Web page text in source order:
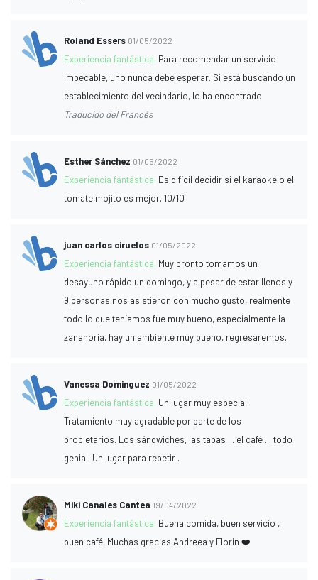
Roland Essers 01/05/2022
Experiencia fantástica: Para recomendar un servicio
impecable, uno nunca debe esperar. Si está buscando un
establecimiento del vecindario, lo ha encontrado
Traducido del Francés
Esther Sánchez 01/05/2022
Experiencia fantástica: Es difícil decidir si el karaoke o el
tomate mojito es mejor. 10/10
juan carlos ciruelos 01/05/2022
Experiencia fantástica: Muy pronto tomamos un
desayuno rápido un domingo, y a pesar de estar llenos y
9 personas nos asistieron con mucho gusto, realmente
todo lo que teníamos fue muy bueno, especialmente la
zanahoria, hay un ambiente muy bueno, regresaremos.
Vanessa Dominguez 01/05/2022
Experiencia fantástica: Un lugar muy especial.
Tratamiento muy agradable por parte de los
propietarios. Los sándwiches, las tapas ... el café ... todo
genial. Un lugar para repetir .
Miki Canales Cantea 19/04/2022
Experiencia fantástica: Buena comida, buen servicio ,
buen café. Muchas gracias Andreea y Florin ❤️